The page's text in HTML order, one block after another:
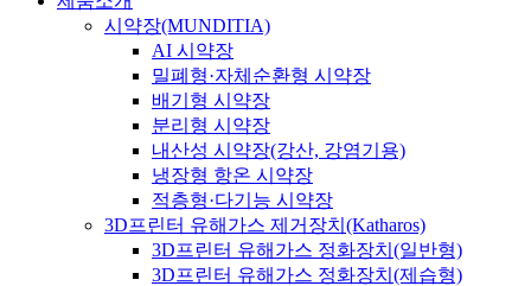
시약장(MUNDITIA)
AI 시약장
밀폐형·자체순환형 시약장
배기형 시약장
분리형 시약장
내산성 시약장(강산, 강염기용)
냉장형 항온 시약장
적층형·다기능 시약장
3D프린터 유해가스 제거장치(Katharos)
3D프린터 유해가스 정화장치(일반형)
3D프린터 유해가스 정화장치(제습형)